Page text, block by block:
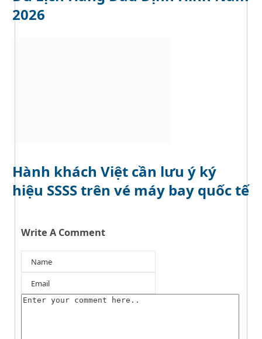
2026
Hành khách Việt cần lưu ý ký
hiệu SSSS trên vé máy bay quốc tế
Write A Comment